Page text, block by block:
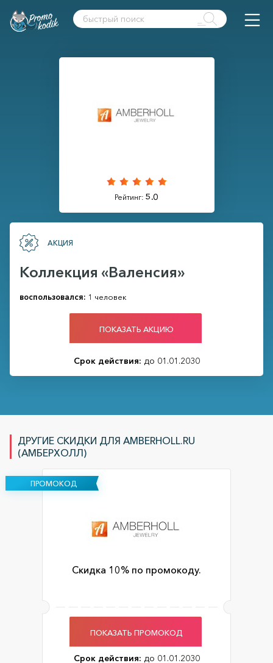
Рейтинг: 5.0
АКЦИЯ
Коллекция «Валенсия»
воспользовался: 1 человек
ПОКАЗАТЬ АКЦИЮ
Срок действия: до 01.01.2030
ДРУГИЕ СКИДКИ ДЛЯ AMBERHOLL.RU
(АМБЕРХОЛЛ)
ПРОМОКОД
Скидка 10% по промокоду.
ПОКАЗАТЬ ПРОМОКОД
Срок действия: до 01.01.2030